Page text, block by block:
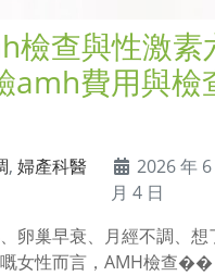
檢查與性激素
amh費用與檢
, 婦產科醫
2026 年 6
月 4 日
卵巢早衰、月經不調、想
女性而言，AMH檢查��